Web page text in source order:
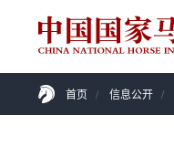
首页 / 信息公开 /